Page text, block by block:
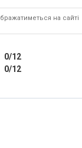
на сайті
0/12
0/12